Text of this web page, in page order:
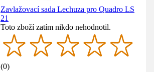
Zavlažovací sada Lechuza pro Quadro LS
21
Toto zboží zatím nikdo nehodnotil.
(0)